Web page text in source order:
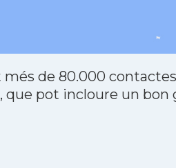
de 80.000
pot incloure un bon